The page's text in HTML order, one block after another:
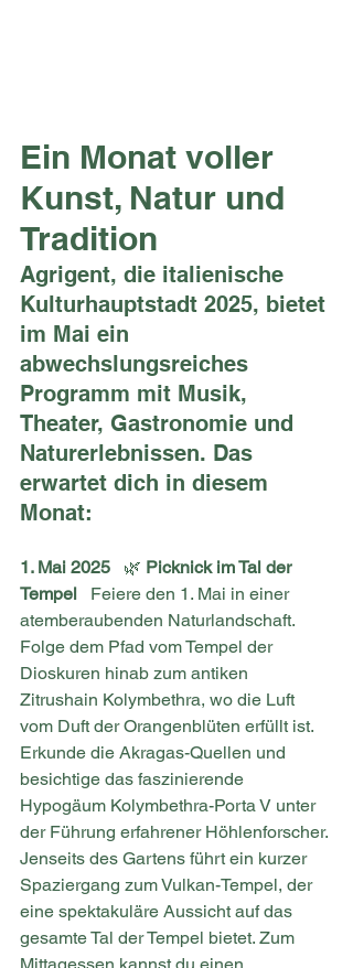
Ein Monat voller
Kunst, Natur und
Tradition
Agrigent, die italienische
Kulturhauptstadt 2025, bietet
im Mai ein
abwechslungsreiches
Programm mit Musik,
Theater, Gastronomie und
Naturerlebnissen. Das
erwartet dich in diesem
Monat:
1. Mai 2025 🌿 Picknick im Tal der
Tempel Feiere den 1. Mai in einer
atemberaubenden Naturlandschaft.
Folge dem Pfad vom Tempel der
Dioskuren hinab zum antiken
Zitrushain Kolymbethra, wo die Luft
vom Duft der Orangenblüten erfüllt ist.
Erkunde die Akragas-Quellen und
besichtige das faszinierende
Hypogäum Kolymbethra-Porta V unter
der Führung erfahrener Höhlenforscher.
Jenseits des Gartens führt ein kurzer
Spaziergang zum Vulkan-Tempel, der
eine spektakuläre Aussicht auf das
gesamte Tal der Tempel bietet. Zum